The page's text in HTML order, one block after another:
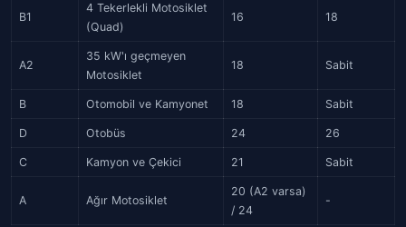
B1
4 Tekerlekli Motosiklet
(Quad)
16 18
A2
35 kW'ı geçmeyen
Motosiklet
18 Sabit
B Otomobil ve Kamyonet 18 Sabit
D Otobüs 24 26
C Kamyon ve Çekici 21 Sabit
A Ağır Motosiklet
20 (A2 varsa)
/ 24
-